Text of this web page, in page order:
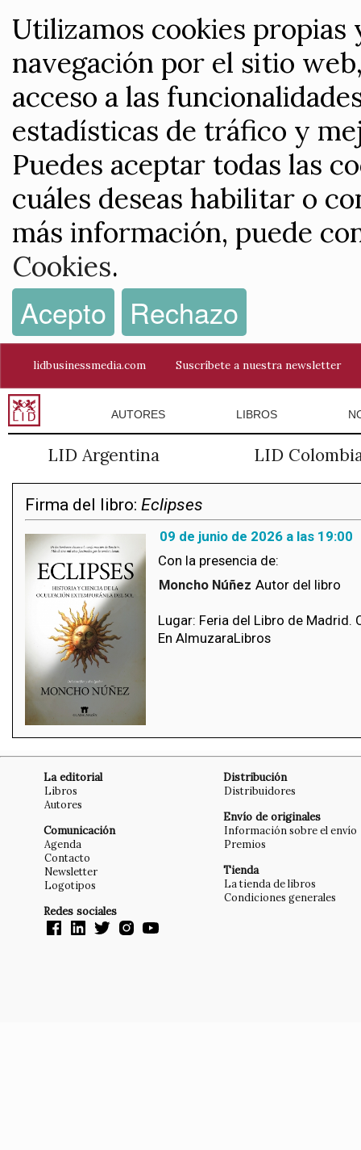
Utilizamos cookies
navegación por el sitio
acceso a las
estadísticas de tráfico y
Puedes aceptar todas las
cuáles deseas habilitar o
más información, puede
Cookies.
Acepto Rechazo
lidbusinessmedia.com Suscríbete a nuestra newsletter
AUTORES LIBROS
LID Argentina LID
Firma del libro: Eclipses
09 de junio de 2026 a las 19:00
Con la presencia de:
Moncho Núñez Autor del libro
Lugar: Feria del Libro de Madrid.
En AlmuzaraLibros
La editorial
Libros
Autores
Comunicación
Agenda
Contacto
Newsletter
Logotipos
Redes sociales
Distribución
Distribuidores
Envío de originales
Información sobre el envío
Premios
Tienda
La tienda de libros
Condiciones generales